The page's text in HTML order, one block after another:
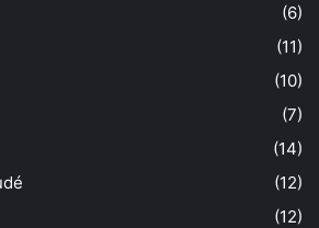
(6)
(11)
(10)
(7)
(14)
(12)
(12)